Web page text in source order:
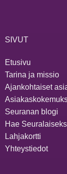
SIVUT
Etusivu
Tarina ja missio
Ajankohtaiset
Seuranan blogi
Hae
Lahjakortti
Yhteystiedot